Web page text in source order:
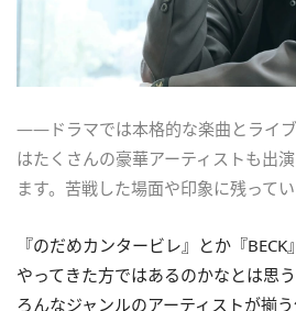
――ドラマでは本格的な楽曲とライ
はたくさんの豪華アーティストも出
ます。苦戦した場面や印象に残って
『のだめカンタービレ』とか『
やってきた方ではあるのかなとは思
ろんなジャンルのアーティストが揃